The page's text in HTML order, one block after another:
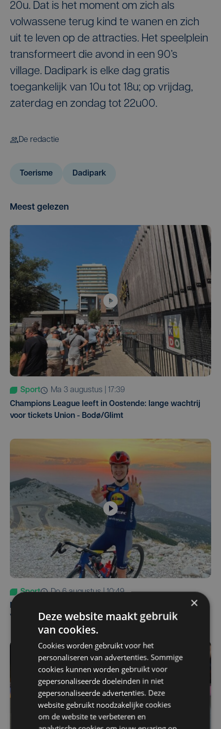
20u. Dat is het moment om zich als
volwassene terug kind te wanen en zich
uit te leven op de attracties. Het speelplein
transformeert die avond in een 90’s
village. Dadipark is elke dag gratis
toegankelijk van 10u tot 18u; op vrijdag,
zaterdag en zondag tot 22u00.
De redactie
Toerisme Dadipark
Meest gelezen
Sport
ma 3 augustus | 17:39
Champions League leeft in Oostende: lange wachtrij
voor tickets Union - Bodø/Glimt
Sport
do 6 augustus | 10:49
Margot Vanpachtenbeke beklimt zeven keer de Mont
Ventoux
×
Deze website maakt gebruik
van cookies.
Cookies worden gebruikt voor het
personaliseren van advertenties. Sommige
cookies kunnen worden gebruikt voor
gepersonaliseerde doeleinden in niet
gepersonaliseerde advertenties. Deze
website gebruikt noodzakelijke cookies
om de website te verbeteren en